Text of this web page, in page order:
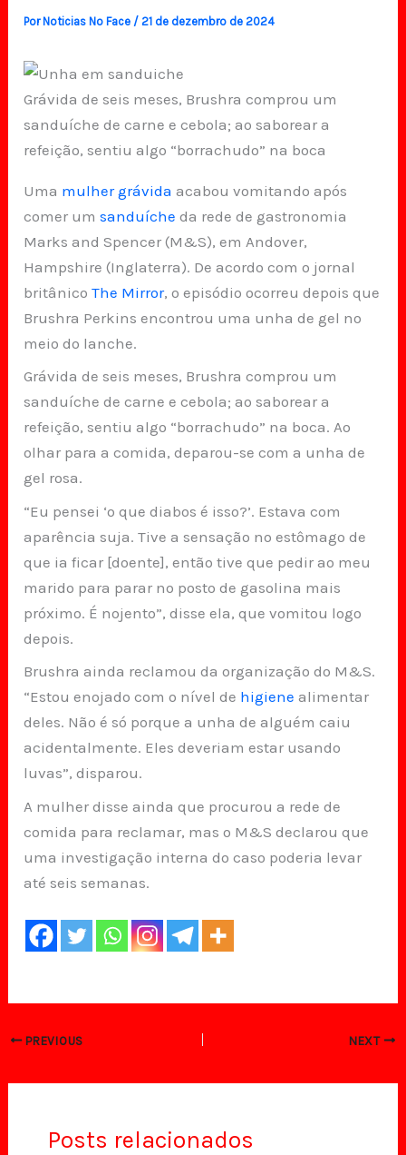
PorNoticias No Face /21 de dezembro de 2024
Grávida de seis meses, Brushra comprou um
sanduíche de carne e cebola; ao saborear a
refeição, sentiu algo “borrachudo” na boca
Uma mulher grávida acabou vomitando após
comer umsanduíche da rede de gastronomia
Marks and Spencer (M&S), em Andover,
Hampshire (Inglaterra). De acordo com o jornal
britânicoThe Mirror, o episódio ocorreu depois que
Brushra Perkins encontrou uma unha de gel no
meio do lanche.
Grávida de seis meses, Brushra comprou um
sanduíche de carne e cebola; ao saborear a
refeição, sentiu algo “borrachudo” na boca. Ao
olhar para a comida, deparou-se com a unha de
gel rosa.
“Eu pensei ‘o que diabos é isso?’. Estava com
aparência suja. Tive a sensação no estômago de
que ia ficar [doente], então tive que pedir ao meu
marido para parar no posto de gasolina mais
próximo. É nojento”, disse ela, que vomitou logo
depois.
Brushra ainda reclamou da organização do M&S.
“Estou enojado com o nível de higiene alimentar
deles. Não é só porque a unha de alguém caiu
acidentalmente. Eles deveriam estar usando
luvas”, disparou.
A mulher disse ainda que procurou a rede de
comida para reclamar, mas o M&S declarou que
uma investigação interna do caso poderia levar
até seis semanas.
PREVIOUS NEXT
Posts relacionados